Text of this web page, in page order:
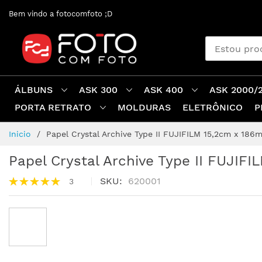
para
conteúdo
Bem vindo a fotocomfoto ;D
ÁLBUNS ASK 300 ASK 400 ASK 2000/
PORTA RETRATO
MOLDURAS ELETRÔNICO
Inicio Papel Crystal Archive Type II FUJIFILM 15,2cm x
Papel Crystal Archive Type II
Avaliação:
100%
3 SKU 620001